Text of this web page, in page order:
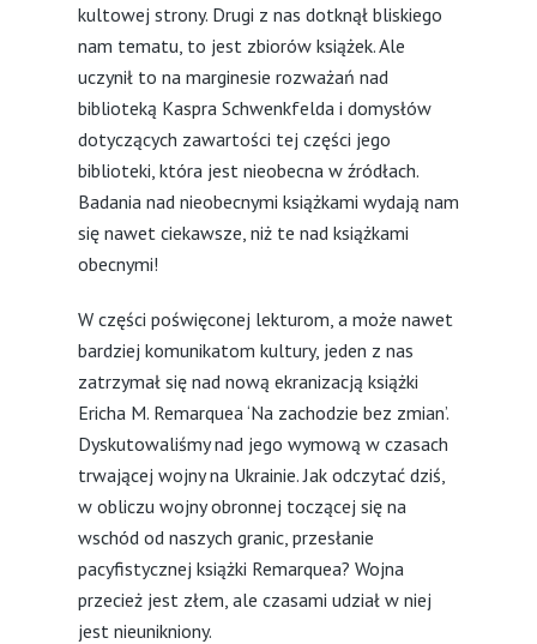
kultowej strony. Drugi z nas dotknął bliskiego
nam tematu, to jest zbiorów książek. Ale
uczynił to na marginesie rozważań nad
biblioteką Kaspra Schwenkfelda i domysłów
dotyczących zawartości tej części jego
biblioteki, która jest nieobecna w źródłach.
Badania nad nieobecnymi książkami wydają nam
się nawet ciekawsze, niż te nad książkami
obecnymi!
W części poświęconej lekturom, a może nawet
bardziej komunikatom kultury, jeden z nas
zatrzymał się nad nową ekranizacją książki
Ericha M. Remarquea ‘Na zachodzie bez zmian’.
Dyskutowaliśmy nad jego wymową w czasach
trwającej wojny na Ukrainie. Jak odczytać dziś,
w obliczu wojny obronnej toczącej się na
wschód od naszych granic, przesłanie
pacyfistycznej książki Remarquea? Wojna
przecież jest złem, ale czasami udział w niej
jest nieunikniony.